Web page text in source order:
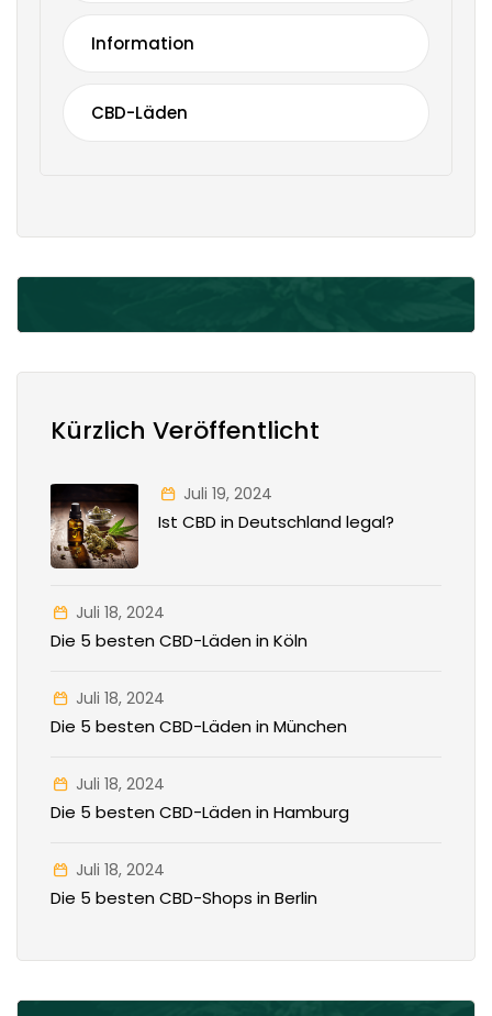
Information
CBD-Läden
Kürzlich Veröffentlicht
Juli 19, 2024
Ist CBD in Deutschland legal?
Juli 18, 2024
Die 5 besten CBD-Läden in Köln
Juli 18, 2024
Die 5 besten CBD-Läden in München
Juli 18, 2024
Die 5 besten CBD-Läden in Hamburg
Juli 18, 2024
Die 5 besten CBD-Shops in Berlin